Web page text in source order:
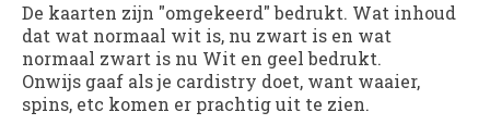
De kaarten zijn "omgekeerd" bedrukt. Wat inhoud
dat wat normaal wit is, nu zwart is en wat
normaal zwart is nu Wit en geel bedrukt.
Onwijs gaaf als je cardistry doet, want waaier,
spins, etc komen er prachtig uit te zien.